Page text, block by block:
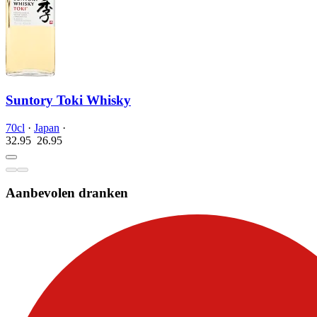
Suntory Toki Whisky
70cl · Japan ·
32.95 26.95
Aanbevolen dranken